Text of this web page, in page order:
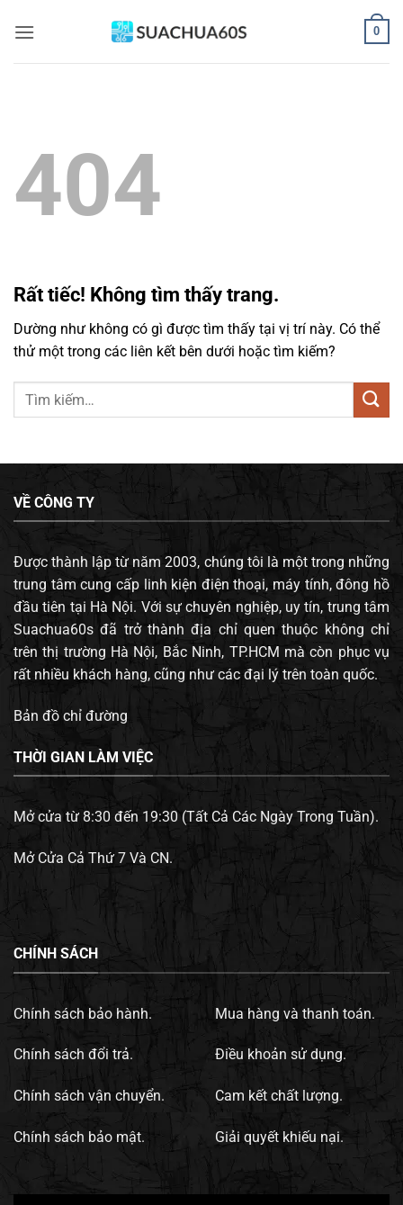
qua
0
404
Rất tiếc! Không tìm thấy trang.
Dường như không có gì được tìm thấy tại vị trí này. Có thể
thử một trong các liên kết bên dưới hoặc tìm kiếm?
VỀ CÔNG TY
Được thành lập từ năm 2003, chúng tôi là một trong những
trung tâm cung cấp linh kiện điện thoại, máy tính, đông hồ
đầu tiên tại Hà Nội. Với sự chuyên nghiệp, uy tín, trung tâm
Suachua60s đã trở thành địa chỉ quen thuộc không chỉ
trên thị trường Hà Nội, Bắc Ninh, TP.HCM mà còn phục vụ
rất nhiều khách hàng, cũng như các đại lý trên toàn quốc.
Bản đồ chỉ đường
THỜI GIAN LÀM VIỆC
Mở cửa từ 8:30 đến 19:30 (Tất Cả Các Ngày Trong Tuần).
Mở Cửa Cả Thứ 7 Và CN.
CHÍNH SÁCH
Chính sách bảo hành.
Chính sách đổi trả.
Chính sách vận chuyển.
Chính sách bảo mật.
Mua hàng và thanh toán.
Điều khoản sử dụng.
Cam kết chất lượng.
Giải quyết khiếu nại.